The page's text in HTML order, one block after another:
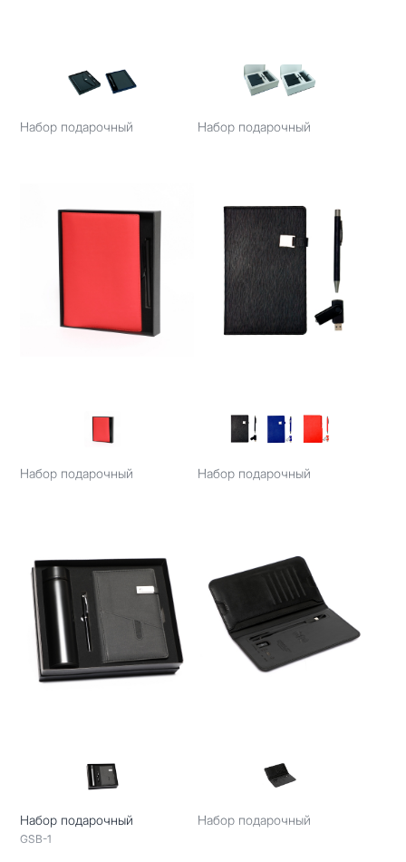
Набор подарочный Набор подарочный
Набор подарочный Набор подарочный
Набор подарочный
GSB-1
Набор подарочный